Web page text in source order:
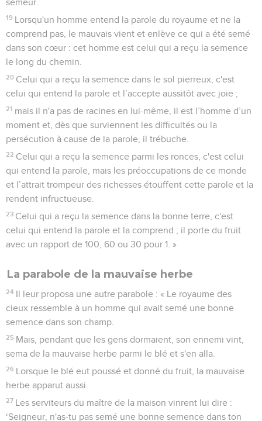
semeur.
19 Lorsqu'un homme entend la parole du royaume et ne la
comprend pas, le mauvais vient et enlève ce qui a été semé
dans son cœur : cet homme est celui qui a reçu la semence
le long du chemin.
20 Celui qui a reçu la semence dans le sol pierreux, c'est
celui qui entend la parole et l’accepte aussitôt avec joie ;
21 mais il n'a pas de racines en lui-même, il est l’homme d’un
moment et, dès que surviennent les difficultés ou la
persécution à cause de la parole, il trébuche.
22 Celui qui a reçu la semence parmi les ronces, c'est celui
qui entend la parole, mais les préoccupations de ce monde
et l’attrait trompeur des richesses étouffent cette parole et la
rendent infructueuse.
23 Celui qui a reçu la semence dans la bonne terre, c'est
celui qui entend la parole et la comprend ; il porte du fruit
avec un rapport de 100, 60 ou 30 pour 1. »
La parabole de la mauvaise herbe
24 Il leur proposa une autre parabole : « Le royaume des
cieux ressemble à un homme qui avait semé une bonne
semence dans son champ.
25 Mais, pendant que les gens dormaient, son ennemi vint,
sema de la mauvaise herbe parmi le blé et s'en alla.
26 Lorsque le blé eut poussé et donné du fruit, la mauvaise
herbe apparut aussi.
27 Les serviteurs du maître de la maison vinrent lui dire :
‘Seigneur, n'as-tu pas semé une bonne semence dans ton